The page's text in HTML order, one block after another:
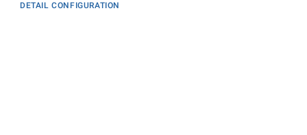
DETAIL CONFIGURATION